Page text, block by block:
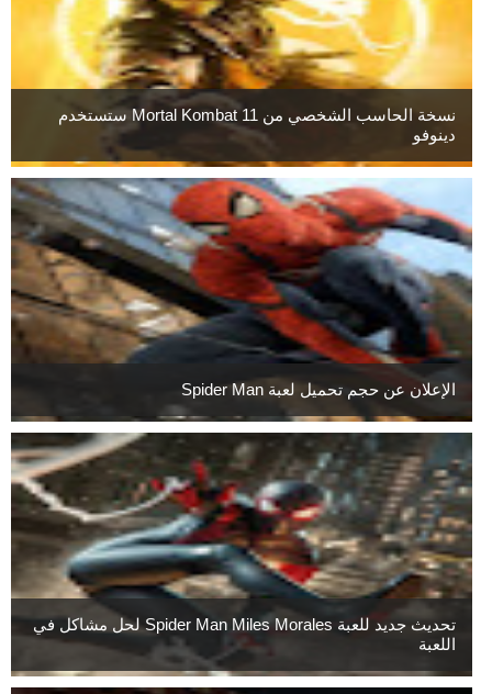
نسخة الحاسب الشخصي من Mortal Kombat 11 ستستخدم
دينوفو
الإعلان عن حجم تحميل لعبة Spider Man
تحديث جديد للعبة Spider Man Miles Morales لحل مشاكل في
اللعبة